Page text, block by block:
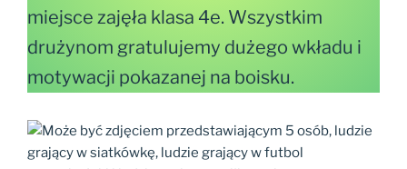
miejsce zajęła klasa 4e. Wszystkim
drużynom gratulujemy dużego wkładu i
motywacji pokazanej na boisku.